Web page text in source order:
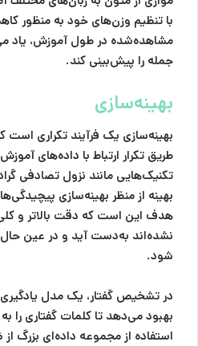
با تنظیم وزن‌های خود به منظور
مشاهده‌شده در طول آموزش، یاد
جمله را پیش‌بینی کند.
بهینه‌سازی
بهینه‌سازی یک فرآیند تکراری است
طریق تکرار ارتباط با داده‌های
بهینه از منظر بهینه‌سازی
هدف این است که دقت بالاتر و
نشده‌اند به‌دست آید و در عین حال
شود.
در تشخیص گفتار، یک مدل یادگیری
بهبود می‌دهد تا کلمات گفتاری را
استفاده از مجموعه داده‌ای بزرگ